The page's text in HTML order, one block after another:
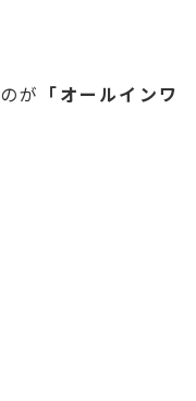
が 「オールインワ